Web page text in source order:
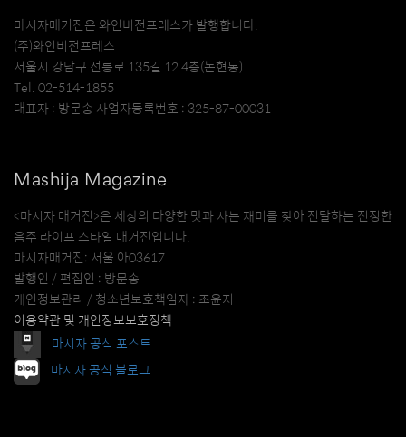
마시자매거진은 와인비전프레스가 발행합니다.
(주)와인비전프레스
서울시 강남구 선릉로 135길 12 4층(논현동)
Tel. 02-514-1855
대표자 : 방문송 사업자등록번호 : 325-87-00031
Mashija Magazine
<마시자 매거진>은 세상의 다양한 맛과 사는 재미를 찾아 전달하는 진정한
음주 라이프 스타일 매거진입니다.
마시자매거진: 서울 아03617
발행인 / 편집인 : 방문송
개인정보관리 / 청소년보호책임자 : 조윤지
이용약관 및 개인정보보호정책
마시자 공식 포스트
마시자 공식 블로그